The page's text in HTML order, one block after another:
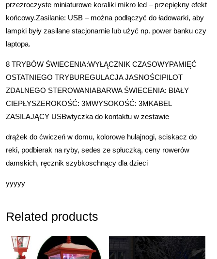
przezroczyste miniaturowe koraliki mikro led – przepiękny efekt
końcowy.Zasilanie: USB – można podłączyć do ładowarki, aby
lampki były zasilane stacjonarnie lub użyć np. power banku czy
laptopa.
8 TRYBÓW ŚWIECENIA:WYŁĄCZNIK CZASOWYPAMIĘĆ
OSTATNIEGO TRYBUREGULACJA JASNOŚCIPILOT
ZDALNEGO STEROWANIABARWA ŚWIECENIA: BIAŁY
CIEPŁYSZEROKOŚĆ: 3MWYSOKOŚĆ: 3MKABEL
ZASILAJĄCY USBwtyczka do kontaktu w zestawie
drążek do ćwiczeń w domu, kolorowe hulajnogi, sciskacz do
reki, podbierak na ryby, sedes ze spłuczką, ceny rowerów
damskich, ręcznik szybkoschnący dla dzieci
yyyyy
Related products